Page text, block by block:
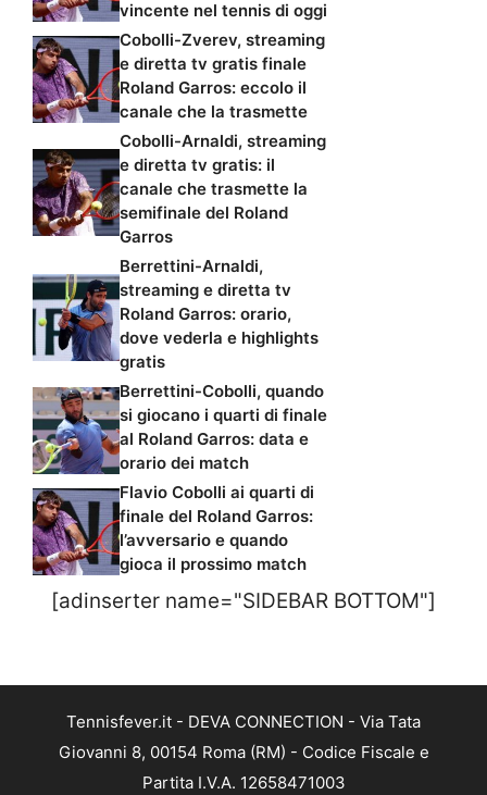
vincente nel tennis di oggi
Cobolli-Zverev, streaming
e diretta tv gratis finale
Roland Garros: eccolo il
canale che la trasmette
Cobolli-Arnaldi, streaming
e diretta tv gratis: il
canale che trasmette la
semifinale del Roland
Garros
Berrettini-Arnaldi,
streaming e diretta tv
Roland Garros: orario,
dove vederla e highlights
gratis
Berrettini-Cobolli, quando
si giocano i quarti di finale
al Roland Garros: data e
orario dei match
Flavio Cobolli ai quarti di
finale del Roland Garros:
l’avversario e quando
gioca il prossimo match
[adinserter name="SIDEBAR BOTTOM"]
Tennisfever.it - DEVA CONNECTION - Via Tata
Giovanni 8, 00154 Roma (RM) - Codice Fiscale e
Partita I.V.A. 12658471003